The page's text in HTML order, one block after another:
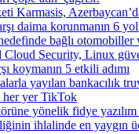
Karmasis,
daima korunmanın 6
bağlı otomobiller
Cloud Security, Linux
koymanın 5 etkili adımı
yayılan bankacılık
her yer TikTok
yönelik fidye yazılım
ihlalinde en yaygın